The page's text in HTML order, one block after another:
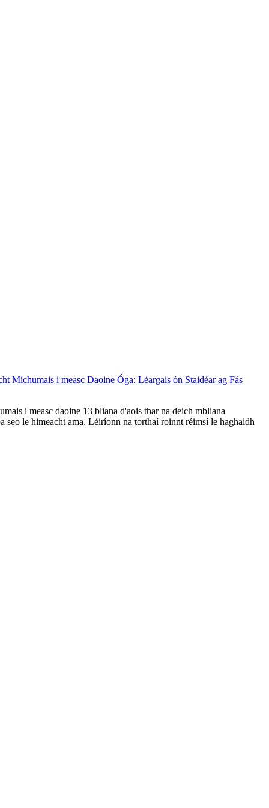
Míchumais i measc Daoine Óga: Léargais ón Staidéar ag Fás
i measc daoine 13 bliana d'aois thar na deich mbliana
seo le himeacht ama. Léiríonn na torthaí roinnt réimsí le haghaidh